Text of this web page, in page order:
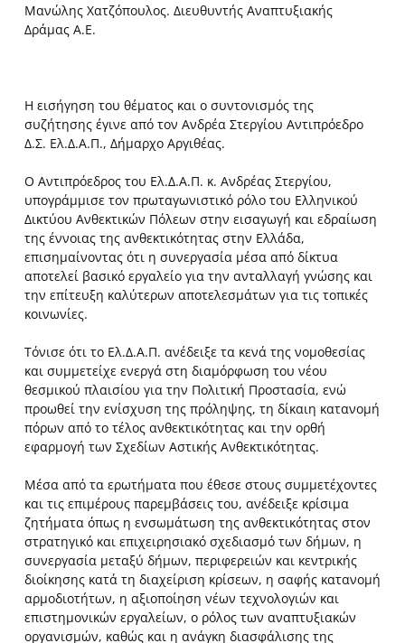
Μανώλης Χατζόπουλος. Διευθυντής Αναπτυξιακής
Δράμας Α.Ε.
Η εισήγηση του θέματος και ο συντονισμός της
συζήτησης έγινε από τον Ανδρέα Στεργίου Αντιπρόεδρο
Δ.Σ. Ελ.Δ.Α.Π., Δήμαρχο Αργιθέας.
Ο Αντιπρόεδρος του Ελ.Δ.Α.Π. κ. Ανδρέας Στεργίου,
υπογράμμισε τον πρωταγωνιστικό ρόλο του Ελληνικού
Δικτύου Ανθεκτικών Πόλεων στην εισαγωγή και εδραίωση
της έννοιας της ανθεκτικότητας στην Ελλάδα,
επισημαίνοντας ότι η συνεργασία μέσα από δίκτυα
αποτελεί βασικό εργαλείο για την ανταλλαγή γνώσης και
την επίτευξη καλύτερων αποτελεσμάτων για τις τοπικές
κοινωνίες.
Τόνισε ότι το Ελ.Δ.Α.Π. ανέδειξε τα κενά της νομοθεσίας
και συμμετείχε ενεργά στη διαμόρφωση του νέου
θεσμικού πλαισίου για την Πολιτική Προστασία, ενώ
προωθεί την ενίσχυση της πρόληψης, τη δίκαιη κατανομή
πόρων από το τέλος ανθεκτικότητας και την ορθή
εφαρμογή των Σχεδίων Αστικής Ανθεκτικότητας.
Μέσα από τα ερωτήματα που έθεσε στους συμμετέχοντες
και τις επιμέρους παρεμβάσεις του, ανέδειξε κρίσιμα
ζητήματα όπως η ενσωμάτωση της ανθεκτικότητας στον
στρατηγικό και επιχειρησιακό σχεδιασμό των δήμων, η
συνεργασία μεταξύ δήμων, περιφερειών και κεντρικής
διοίκησης κατά τη διαχείριση κρίσεων, η σαφής κατανομή
αρμοδιοτήτων, η αξιοποίηση νέων τεχνολογιών και
επιστημονικών εργαλείων, ο ρόλος των αναπτυξιακών
οργανισμών, καθώς και η ανάγκη διασφάλισης της